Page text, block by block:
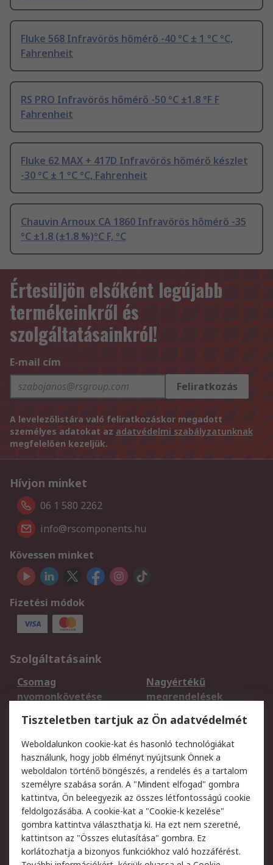
Fluke 568 Infravörös hőmérő -40 °C ± 1 °C °C,
Fahrenheit
RS PRO Infravörös hőmérő -50 °C ±1.8 °F F
Fahrenheit
Fluke 62 MAX + 417D Infravörös hőmérő készlet
-30 °C ± 1 °C °C, Fahrenheit
Chauvin Arnoux CA 1860 Infravörös hőmérő -35
°C ±1.8 (±1.8 %)°C F, °C
Értesüljön elsőként legújabb
termékeinkről és
szolgáltatásainkról!
E-mail cím
Feliratkozás
A levelezőlistára való feliratkozáskor megadott
személyes adatokat az adatvédelmi szabályzatunknak
megfelelően kezeljük.
Hívjon minket
06 1 580 2262
info@rscomponents.hu
Kövessen minket
Fizetési módok
Szolgáltatásaink
Csomag
nyomonkövetése
Nagyértékű
megrendelések
Regisztráció
Szállítás
Termékvisszaküldés
Szolgáltatások
Jogi
Adatvédelmi
szabályzat
Az RS értékesítési
feltételei
Cookie szabályzat
Email biztonság
Webhelyre vonatkozó
Weboldal felhasználói
Tiszteletben tartjuk az Ön adatvédelmét
Weboldalunkon cookie-kat és hasonló technológiákat
használunk, hogy jobb élményt nyújtsunk Önnek a
weboldalon történő böngészés, a rendelés és a tartalom
személyre szabása során. A "Mindent elfogad" gombra
kattintva, Ön beleegyezik az összes létfontosságú cookie
feldolgozásába. A cookie-kat a "Cookie-k kezelése"
gombra kattintva választhatja ki. Ha ezt nem szeretné,
kattintson az "Összes elutasítása" gombra. Ez
korlátozhatja a bizonyos funkciókhoz való hozzáférést.